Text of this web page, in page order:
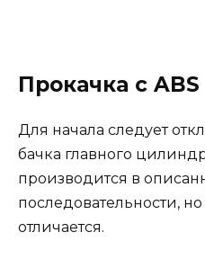
Прокачка с ABS
Для начала следует
бачка главного
производится в
последовательности,
отличается.